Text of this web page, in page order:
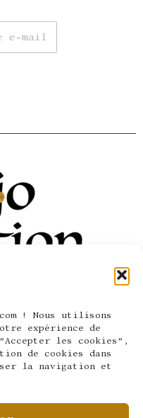
! Nous utilisons
expérience de
les cookies",
de cookies dans
la navigation et